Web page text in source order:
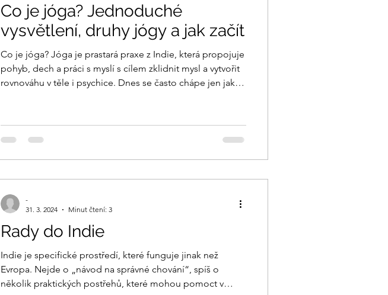
Co je jóga? Jednoduché
vysvětlení, druhy jógy a jak začít
Co je jóga? Jóga je prastará praxe z Indie, která propojuje
pohyb, dech a práci s myslí s cílem zklidnit mysl a vytvořit
rovnováhu v těle i psychice. Dnes se často chápe jen jako
ní začít.
Rady do Indie
Indie je specifické prostředí, které funguje jinak než
Evropa. Nejde o „návod na správné chování“, spíš o
několik praktických postřehů, které mohou pomoct v
-
31. 3. 2024
Minut čtení: 3